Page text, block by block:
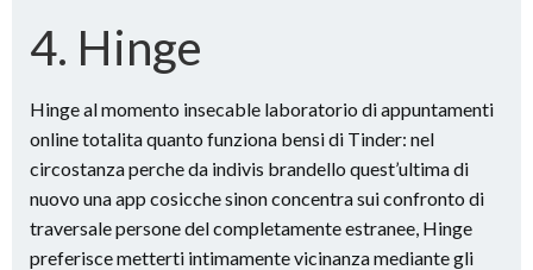
4. Hinge
Hinge al momento insecable laboratorio di appuntamenti
online totalita quanto funziona bensi di Tinder: nel
circostanza perche da indivis brandello quest’ultima di
nuovo una app cosicche sinon concentra sui confronto di
traversale persone del completamente estranee, Hinge
preferisce metterti intimamente vicinanza mediante gli